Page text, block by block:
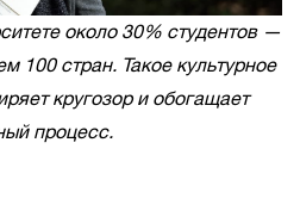
около 30% студентов —
100 стран. Такое культурное
кругозор и обогащает
процесс.